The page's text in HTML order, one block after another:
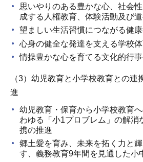
思いやりのある豊かな心、社会
成する人権教育、体験活動及び
望ましい生活習慣につながる健
心身の健全な発達を支える学校
情操豊かな心を育てる文化的行
（3）幼児教育と小学校教育との連
進
幼児教育・保育から小学校教育
わゆる「小1プロブレム」の解消
携の推進
郷土愛を育み、未来を拓く力と
す、義務教育9年間を見通した小